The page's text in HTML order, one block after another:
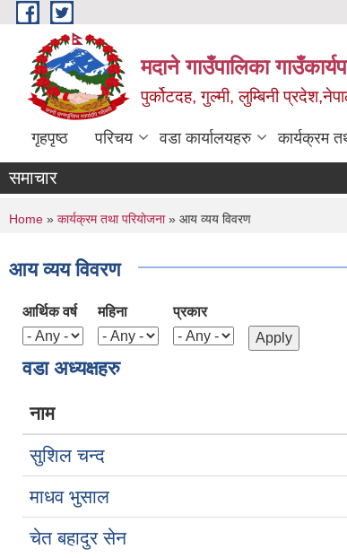
Skip to main content
मदाने गाउँपालिका
पुर्कोटदह, गुल्मी, लुम्बिनी
गृहपृष्ठ परिचय वडा कार्यालयहरु कार्यक्रम
समाचार
You are here
Home » कार्यक्रम तथा परियोजना» आय व्यय विवरण
आय व्यय विवरण
आर्थिक वर्ष महिना प्रकार
वडा अध्यक्षहरु
नाम
सुशिल चन्द
माधव भुसाल
चेत बहादुर सेन